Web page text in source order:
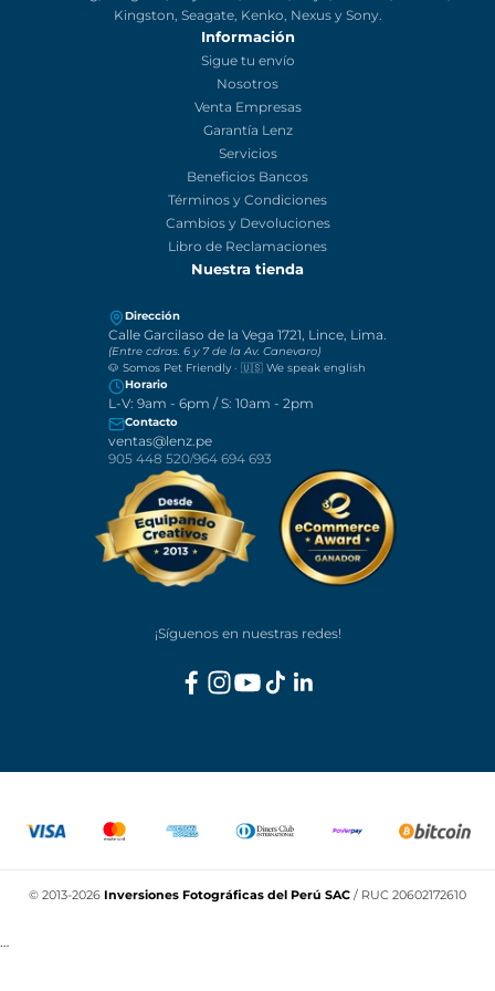
para los amantes del mundo audiovisual y la tecnología.
a creativos y emprendedores desde el 2013. Somos distribuidores y
Weifeng, Yongnuo, Feiyutech, Godox, Boya, Duracell, Sandisk,
Kingston, Seagate, Kenko, Nexus y Sony.
Información
Venta Empresas
Garantía Lenz
Servicios
Beneficios Bancos
Cambios y Devoluciones
Libro de Reclamaciones
Nuestra tienda
Dirección
Calle Garcilaso de la Vega 1721, Lince, Lima.
(Entre cdras. 6 y 7 de la Av. Canevaro)
🐶 Somos Pet Friendly · 🇺🇸 We speak english
Horario
L-V: 9am - 6pm / S: 10am - 2pm
Contacto
ventas@lenz.pe
905 448 520/964 694 693